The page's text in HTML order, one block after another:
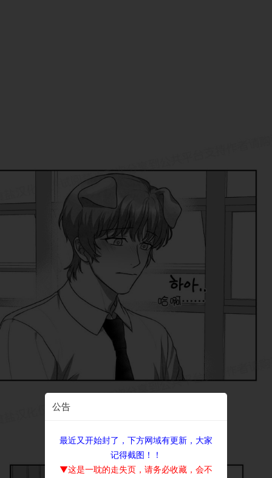
公告
最近又开始封了，下方网域有更新，大家
记得截图！！
▼这是一耽的走失页，请务必收藏，会不